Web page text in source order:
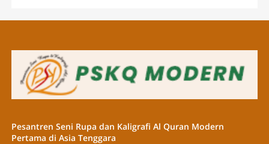
Pesantren Seni Rupa dan Kaligrafi Al Quran Modern
Pertama di Asia Tenggara